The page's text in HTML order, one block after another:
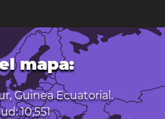
mapa:
Guinea Ecuatorial.
10,551